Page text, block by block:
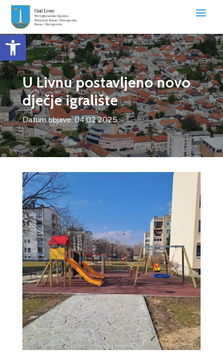
Open toolbar
U Livnu postavljeno novo
dječje igralište
Datum objave: 04.02.2025.